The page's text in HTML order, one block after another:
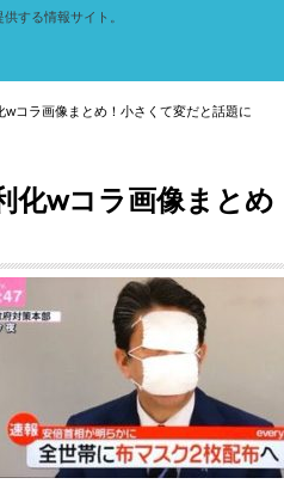
する情報サイト。
wコラ画像まとめ！小さくて変だと話題に
化wコラ画像まと